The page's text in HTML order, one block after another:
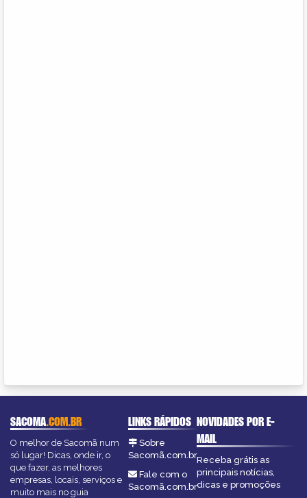
SACOMA.COM.BR
O melhor de Sacomã num
só lugar! Dicas, onde ir, o
que fazer, as melhores
empresas, locais, serviços e
muito mais no guia
LINKS RÁPIDOS
Sobre
Sacomã.com.br
Fale com o
Sacomã.com.br
NOVIDADES POR E-
MAIL
Receba grátis as
principais notícias,
dicas e promoções